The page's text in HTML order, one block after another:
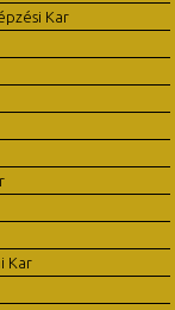
Kar
Kar